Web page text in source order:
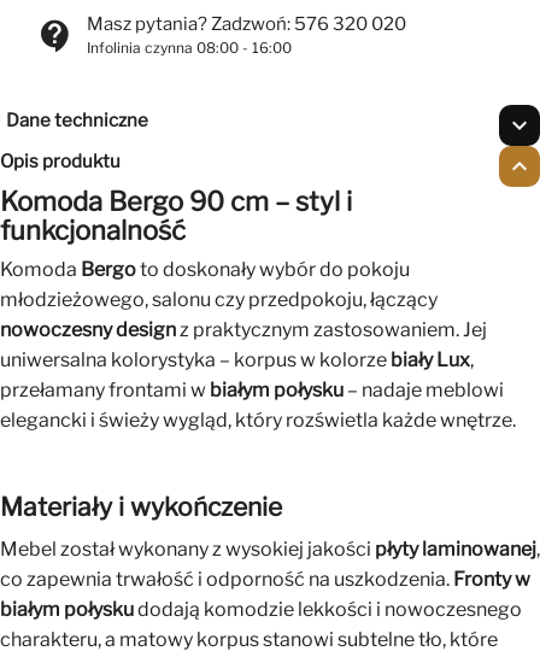
contact_support Masz pytania? Zadzwoń: 576 320 020
Infolinia czynna 08:00 - 16:00
Dane techniczne expand_more
Opis produktu expand_less
Komoda Bergo 90 cm – styl i
funkcjonalność
Komoda Bergoto doskonały wybór do pokoju
młodzieżowego, salonu czy przedpokoju, łączący
nowoczesny designz praktycznym zastosowaniem. Jej
uniwersalna kolorystyka – korpus w kolorze biały Lux,
przełamany frontami w białym połysku – nadaje meblowi
elegancki i świeży wygląd, który rozświetla każde wnętrze.
Materiały i wykończenie
Mebel został wykonany z wysokiej jakości płyty laminowanej,
co zapewnia trwałość i odporność na uszkodzenia. Fronty w
białym połyskudodają komodzie lekkości i nowoczesnego
charakteru, a matowy korpus stanowi subtelne tło, które